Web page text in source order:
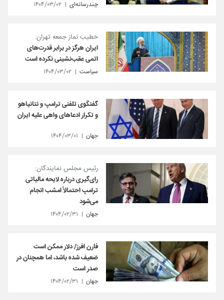
چندرسانه‌ای ۱۴۰۴/۰۳/۰۲
خطیب نماز جمعه تهران:
ایران هرگز در برابر قدرت‌های
اتمی عقب‌نشینی نکرده است
سیاست ۱۴۰۴/۰۳/۰۲
گفتگوی تلفنی ترامپ و نتانیاهو
و تکرار ادعاهای واهی علیه ایران
جهان ۱۴۰۴/۰۳/۰۱
رئیس مجلس نمایندگان:
رای‌گیری درباره لایحه مالیاتی
ترامپ احتمالاً امشب انجام
می‌شود
جهان ۱۴۰۴/۰۲/۳۱
فارن افرز/ دلار ممکن است
ضعیف شده باشد، اما همچنان در
صدر است
جهان ۱۴۰۴/۰۲/۳۱